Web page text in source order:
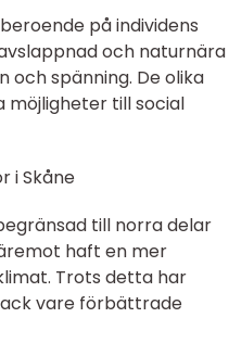
på individens
och naturnära
och spänning. De olika
möjligheter till social
i Skåne
till norra delar
haft en mer
Trots detta har
vare förbättrade